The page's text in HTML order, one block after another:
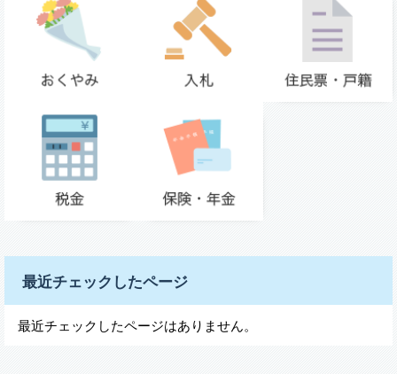
最近チェックしたページ
最近チェックしたページはありません。